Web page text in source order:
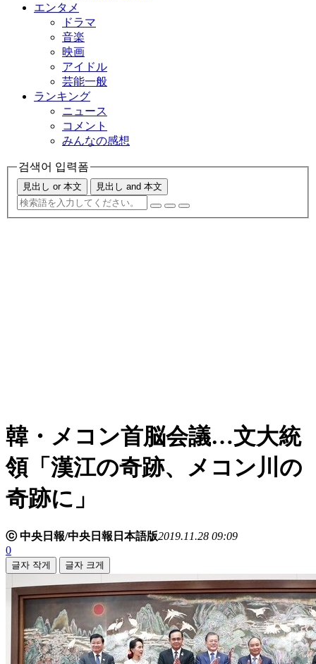
エンタメ
ドラマ
音楽
映画
アイドル
芸能一般
ランキング
ニュース
コメント
みんなの感想
검색어 입력폼
見出し or 本文 見出し and 本文
韓・メコン首脳会議…文大統
領「漢江の奇跡、メコン川の
奇跡に」
ⓒ 中央日報/中央日報日本語版2019.11.28 09:09
0
글자 작게 글자 크게